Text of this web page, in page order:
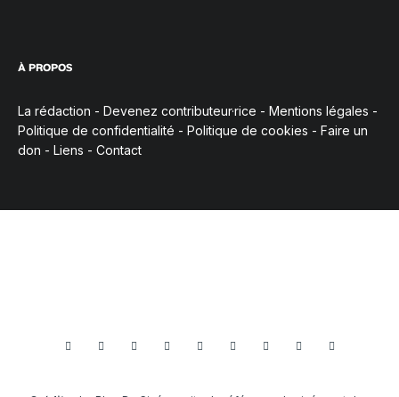
À PROPOS
La rédaction - Devenez contributeur·rice - Mentions légales -
Politique de confidentialité - Politique de cookies - Faire un
don - Liens - Contact